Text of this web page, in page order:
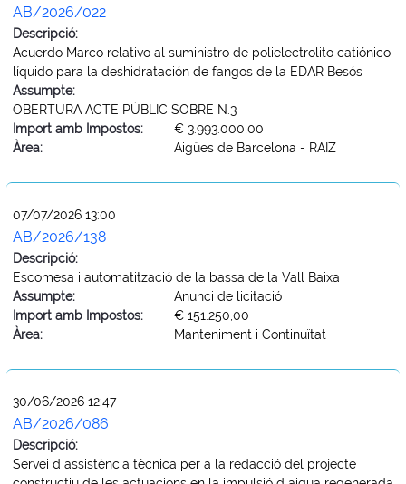
AB/2026/022
Descripció:
Acuerdo Marco relativo al suministro de polielectrolito catiónico
líquido para la deshidratación de fangos de la EDAR Besós
Assumpte:
OBERTURA ACTE PÚBLIC SOBRE N.3
Import amb Impostos:
€ 3.993.000,00
Àrea:
Aigües de Barcelona - RAIZ
07/07/2026 13:00
AB/2026/138
Descripció:
Escomesa i automatització de la bassa de la Vall Baixa
Assumpte:
Anunci de licitació
Import amb Impostos:
€ 151.250,00
Àrea:
Manteniment i Continuïtat
30/06/2026 12:47
AB/2026/086
Descripció:
Servei d assistència tècnica per a la redacció del projecte